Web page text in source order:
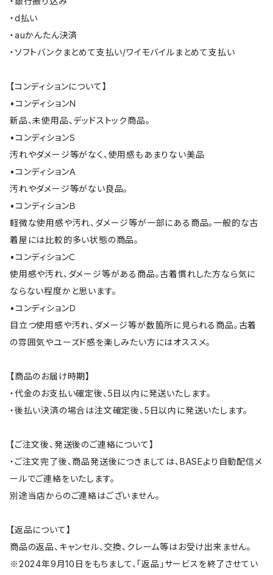
・d払い
・auかんたん決済
・ソフトバンクまとめて支払い/ワイモバイルまとめて支払い
【コンディションについて】
•コンディションＮ
新品、未使用品、デッドストック商品。
•コンディションＳ
汚れやダメージ等がなく、使用感もあまりない美品
•コンディションＡ
汚れやダメージ等がない良品。
•コンディションＢ
軽微な使用感や汚れ、ダメージ等が一部にある商品。一般的な古
着屋には比較的多い状態の商品。
•コンディションＣ
使用感や汚れ、ダメージ等がある商品。古着慣れした方なら気に
ならない程度かと思います。
•コンディションＤ
目立つ使用感や汚れ、ダメージ等が数箇所に見られる商品。古着
の雰囲気やユーズド感を楽しみたい方にはオススメ。
【商品のお届け時期】
・代金のお支払い確定後、5日以内に発送いたします。
・後払い決済の場合は注文確定後、5日以内に発送いたします。
【ご注文後、発送後のご連絡について】
・ご注文完了後、商品発送後につきましては、BASEより自動配信メ
ールでご連絡をいたします。
別途当店からのご連絡はございません。
【返品について】
商品の返品、キャンセル、交換、クレーム等はお受け出来ません。
※2024年9月10日をもちまして、「返品」サービスを終了させてい